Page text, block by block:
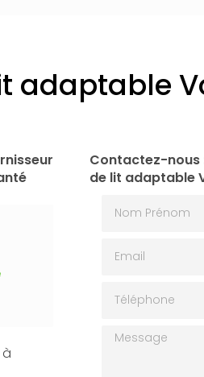
adaptable
Contactez-nous
de lit adaptable
Message